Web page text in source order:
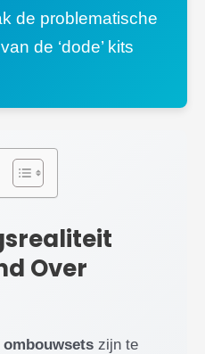
de problematische
de ‘dode’ kits
Over
ombouwsets zijn te